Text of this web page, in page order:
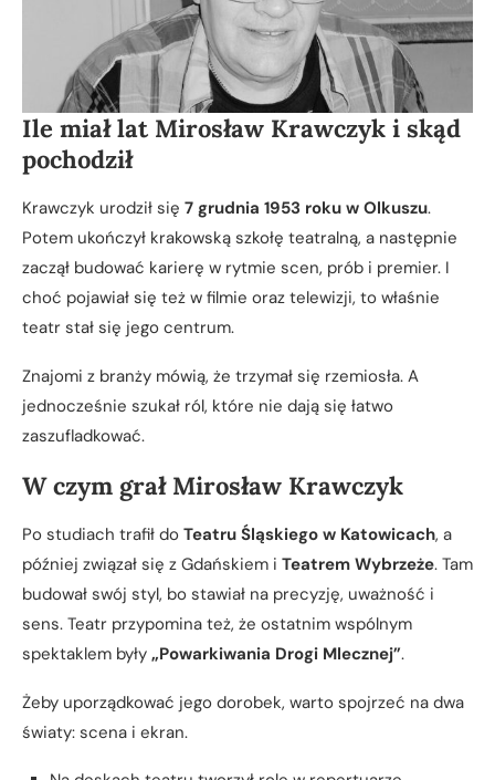
Ile miał lat Mirosław Krawczyk i skąd
pochodził
Krawczyk urodził się 7 grudnia 1953 roku w Olkuszu.
Potem ukończył krakowską szkołę teatralną, a następnie
zaczął budować karierę w rytmie scen, prób i premier. I
choć pojawiał się też w filmie oraz telewizji, to właśnie
teatr stał się jego centrum.
Znajomi z branży mówią, że trzymał się rzemiosła. A
jednocześnie szukał ról, które nie dają się łatwo
zaszufladkować.
W czym grał Mirosław Krawczyk
Po studiach trafił do Teatru Śląskiego w Katowicach, a
później związał się z Gdańskiem i Teatrem Wybrzeże. Tam
budował swój styl, bo stawiał na precyzję, uważność i
sens. Teatr przypomina też, że ostatnim wspólnym
spektaklem były „Powarkiwania Drogi Mlecznej”.
Żeby uporządkować jego dorobek, warto spojrzeć na dwa
światy: scena i ekran.